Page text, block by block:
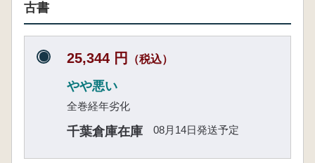
古書
25,344 円 （税込）
やや悪い
全巻経年劣化
千葉倉庫在庫 08月14日発送予定